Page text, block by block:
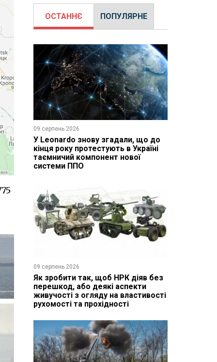
ОСТАННЄ ПОПУЛЯРНЕ
09 серпень 2026
У Leonardo знову згадали, що до
кінця року протестують в Україні
таємничий компонент нової
системи ППО
09 серпень 2026
Як зробити так, щоб НРК діяв без
перешкод, або деякі аспекти
живучості з огляду на властивості
рухомості та прохідності